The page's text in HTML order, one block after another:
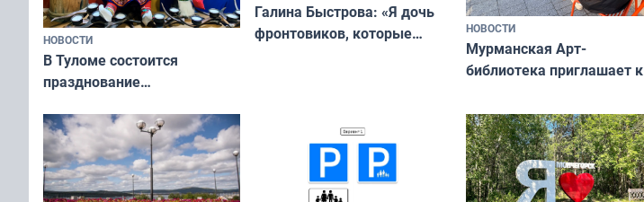
НОВОСТИ
В Туломе состоится
празднование
коренных народов мира
Галина Быстрова: «Я дочь
фронтовиков, которые
НОВОСТИ
Мурманская Арт-
библиотека приглашает к
и фотографов